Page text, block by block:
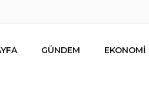
GÜNDEM EKONOMİ